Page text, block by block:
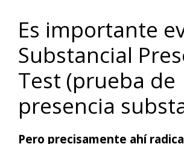
Es importante
Substancial
Test (prueba de
presencia
Pero precisamente ahí